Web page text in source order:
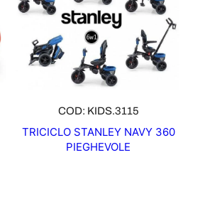
COD: KIDS.3115
TRICICLO STANLEY NAVY 360
PIEGHEVOLE